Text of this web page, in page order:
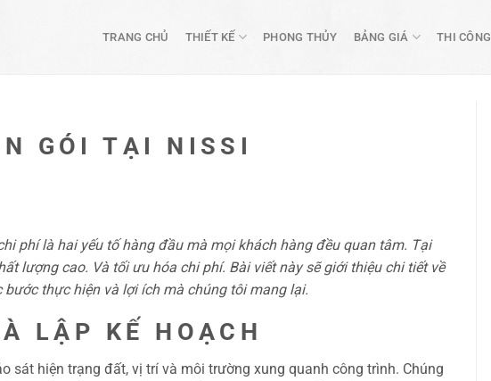
TRANG CHỦ THIẾT KẾ PHONG THỦY BẢNG GIÁ THI CÔNG
GÓI TẠI NISSI
phí là hai yếu tố hàng đầu mà mọi khách hàng đều quan tâm. Tại
lượng cao. Và tối ưu hóa chi phí. Bài viết này sẽ giới thiệu chi tiết về
thực hiện và lợi ích mà chúng tôi mang lại.
LẬP KẾ HOẠCH
sát hiện trạng đất, vị trí và môi trường xung quanh công trình. Chúng